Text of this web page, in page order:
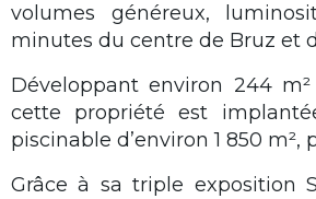
volumes généreux,
minutes du centre de Bruz et
Développant environ 244
cette propriété est
piscinable d’environ 1 850
Grâce à sa triple exposition